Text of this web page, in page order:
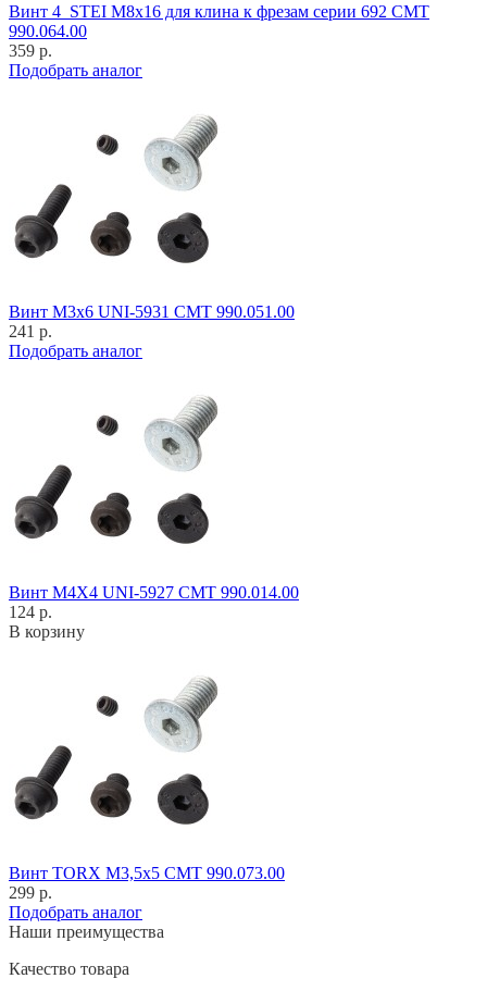
Винт 4_STEI M8x16 для клина к фрезам серии 692 CMT
990.064.00
359 р.
Подобрать аналог
Винт M3x6 UNI-5931 CMT 990.051.00
241 р.
Подобрать аналог
Винт M4X4 UNI-5927 CMT 990.014.00
124 р.
В корзину
Винт TORX M3,5x5 CMT 990.073.00
299 р.
Подобрать аналог
Наши преимущества
Качество товара